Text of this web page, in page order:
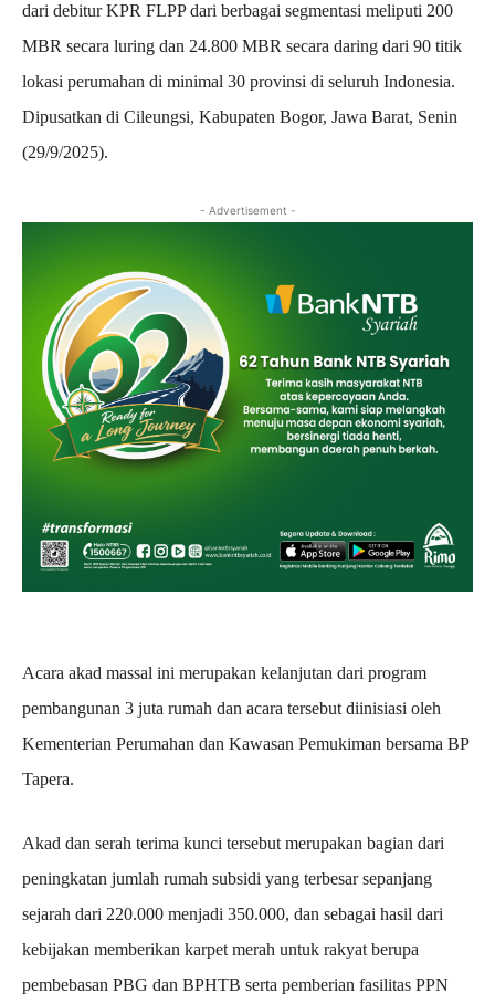
dari debitur KPR FLPP dari berbagai segmentasi meliputi 200
MBR secara luring dan 24.800 MBR secara daring dari 90 titik
lokasi perumahan di minimal 30 provinsi di seluruh Indonesia.
Dipusatkan di Cileungsi, Kabupaten Bogor, Jawa Barat, Senin
(29/9/2025).
- Advertisement -
Acara akad massal ini merupakan kelanjutan dari program
pembangunan 3 juta rumah dan acara tersebut diinisiasi oleh
Kementerian Perumahan dan Kawasan Pemukiman bersama BP
Tapera.
Akad dan serah terima kunci tersebut merupakan bagian dari
peningkatan jumlah rumah subsidi yang terbesar sepanjang
sejarah dari 220.000 menjadi 350.000, dan sebagai hasil dari
kebijakan memberikan karpet merah untuk rakyat berupa
pembebasan PBG dan BPHTB serta pemberian fasilitas PPN